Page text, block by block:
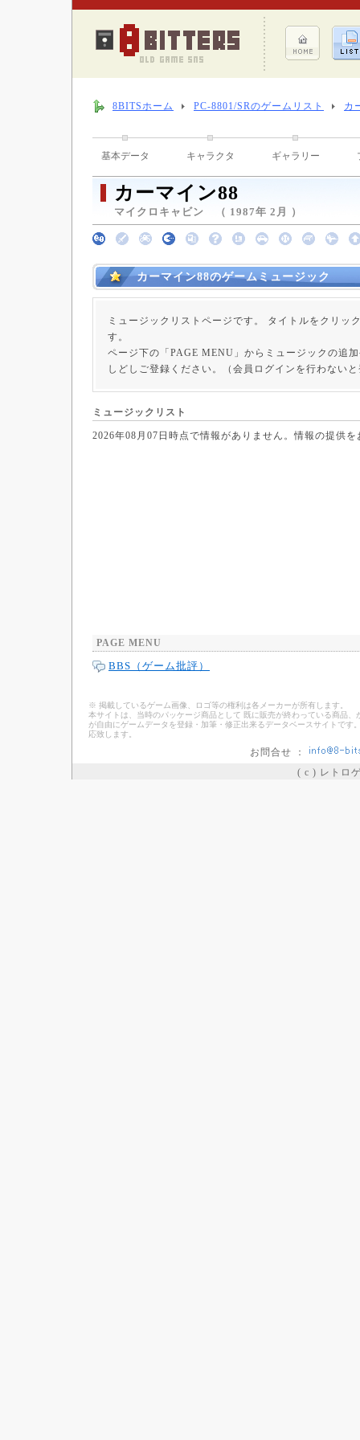
8BITSホーム PC-8801/SRのゲームリスト カ
基本データ キャラクタ ギャラリー
カーマイン88
マイクロキャビン （ 1987年 2月 ）
カーマイン88のゲームミュージック
ミュージックリストページです。 タイトルをクリッ
す。
ページ下の「PAGE MENU」からミュージックの追
しどしご登録ください。（会員ログインを行わない
ミュージックリスト
2026年08月07日時点で情報がありません。情報の提供
PAGE MENU
BBS（ゲーム批評）
※ 掲載しているゲーム画像、ロゴ等の権利は各メーカーが所有します。
本サイトは、当時のパッケージ商品として 既に販売が終わっている商品
が自由にゲームデータを登録・加筆・修正出来るデータベースサイトで
応致します。
お問合せ ：
( c ) レトロ